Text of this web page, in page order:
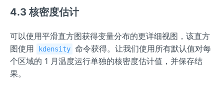
4.3 核密度估计
可以使用平滑直方图获得变量分布的更详细视图，该直方
图使用
kdensity 命令获得。让我们使用所有默认值对每
个区域的 1 月温度运行单独的核密度估计值，并保存结
果。